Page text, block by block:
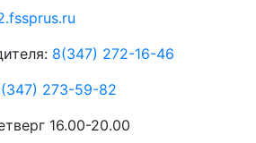
8(347) 272-16-46
273-59-82
16.00-20.00